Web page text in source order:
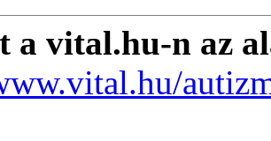
a vital.hu-n az